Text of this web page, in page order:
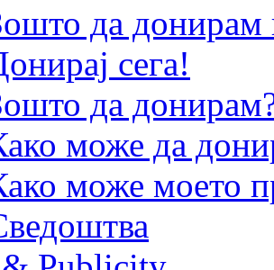
да
сега!
да
може да
може моето